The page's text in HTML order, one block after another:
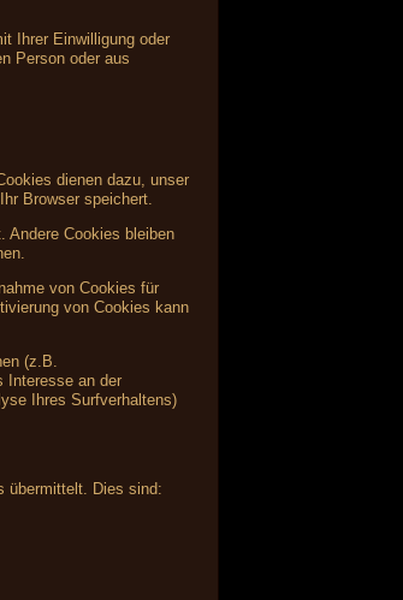
Ihrer Einwilligung oder
Person oder aus
dienen dazu, unser
Browser speichert.
Andere Cookies bleiben
von Cookies für
von Cookies kann
(z.B.
Interesse an der
Ihres Surfverhaltens)
übermittelt. Dies sind: